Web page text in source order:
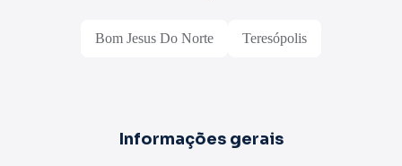
Bom Jesus Do Norte Teresópolis
Informações gerais